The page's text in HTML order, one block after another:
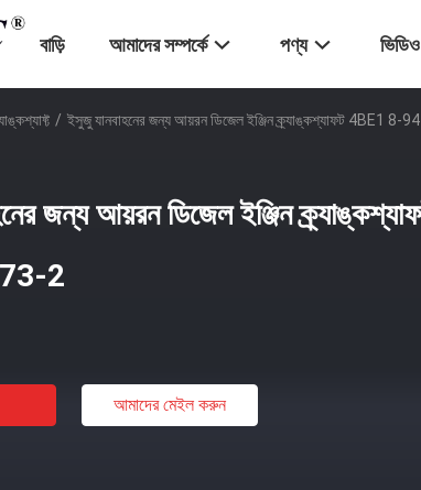
বাড়ি আমাদের সম্পর্কে পণ্য ভিডিও
/ ইসুজু যানবাহনের জন্য আয়রন ডিজেল ইঞ্জিন ক্র্যাঙ্কশ্যাফট 4BE1
জন্য আয়রন ডিজেল ইঞ্জিন
2
আমাদের মেইল ​​করুন